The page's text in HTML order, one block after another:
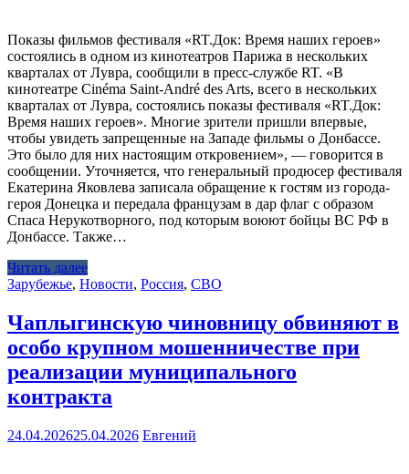
Показы фильмов фестиваля «RT.Док: Время наших героев»
состоялись в одном из кинотеатров Парижа в нескольких
кварталах от Лувра, сообщили в пресс-службе RT. «В
кинотеатре Cinéma Saint-André des Arts, всего в нескольких
кварталах от Лувра, состоялись показы фестиваля «RT.Док:
Время наших героев». Многие зрители пришли впервые,
чтобы увидеть запрещенные на Западе фильмы о Донбассе.
Это было для них настоящим откровением», — говорится в
сообщении. Уточняется, что генеральный продюсер фестиваля
Екатерина Яковлева записала обращение к гостям из города-
героя Донецка и передала французам в дар флаг с образом
Спаса Нерукотворного, под которым воюют бойцы ВС РФ в
Донбассе. Также…
Читать далее
Зарубежье, Новости, Россия, СВО
Чаплыгинскую чиновницу обвиняют в
особо крупном мошенничестве при
реализации муниципального
контракта
24.04.202625.04.2026 Евгений